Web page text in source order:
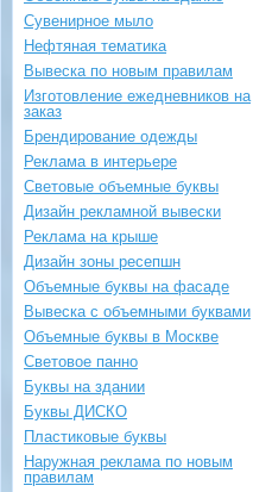
Сувенирное мыло
Нефтяная тематика
Вывеска по новым правилам
Изготовление ежедневников на
заказ
Брендирование одежды
Реклама в интерьере
Световые объемные буквы
Дизайн рекламной вывески
Реклама на крыше
Дизайн зоны ресепшн
Объемные буквы на фасаде
Вывеска с объемными буквами
Объемные буквы в Москве
Световое панно
Буквы на здании
Буквы ДИСКО
Пластиковые буквы
Наружная реклама по новым
правилам